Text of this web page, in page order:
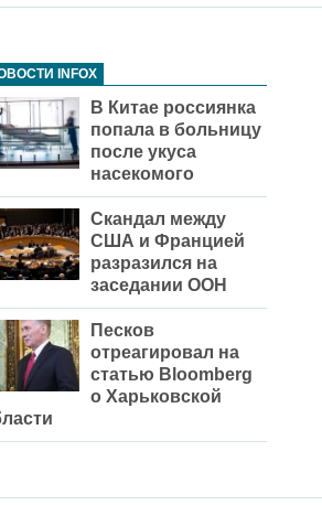
INFOX
В Китае россиянка
попала в больницу
после укуса
насекомого
Скандал между
США и Францией
разразился на
заседании ООН
Песков
отреагировал на
статью Bloomberg
о Харьковской